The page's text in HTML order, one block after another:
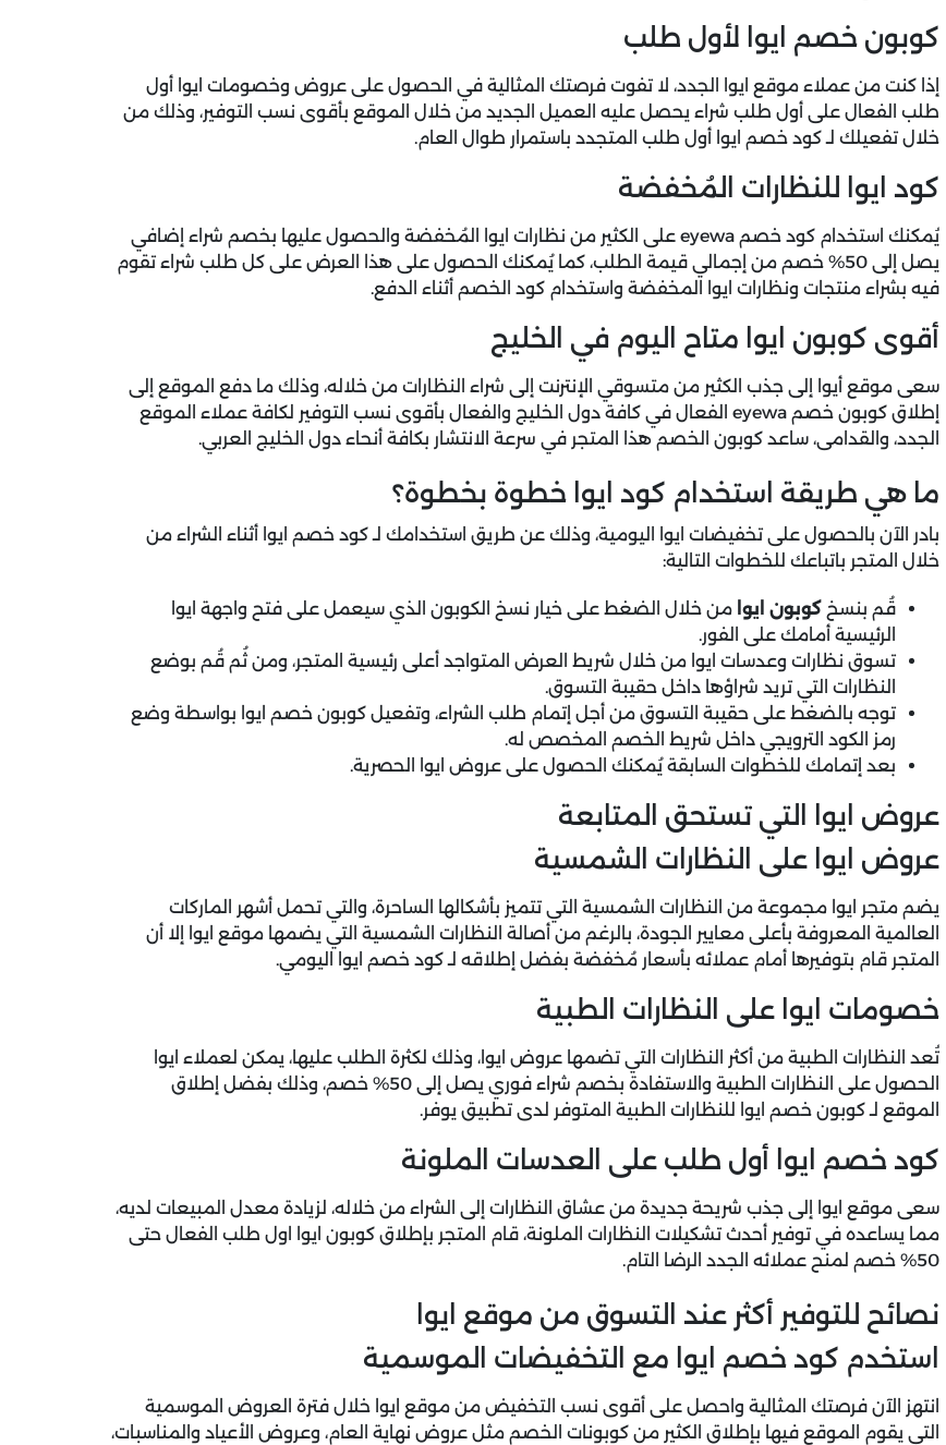
كوبون خصم ايوا لأول طلب
إذا كنت من عملاء موقع ايوا الجدد، لا تفوت فرصتك المثالية في الحصول على عروض وخصومات ايوا أول
طلب الفعال على أول طلب شراء يحصل عليه العميل الجديد من خلال الموقع بأقوى نسب التوفير، وذلك من
خلال تفعيلك لـ كود خصم ايوا أول طلب المتجدد باستمرار طوال العام.
كود ايوا للنظارات المُخفضة
يُمكنك استخدام كود خصم eyewa على الكثير من نظارات ايوا المُخفضة والحصول عليها بخصم شراء إضافي
يصل إلى 50% خصم من إجمالي قيمة الطلب، كما يُمكنك الحصول على هذا العرض على كل طلب شراء تقوم
فيه بشراء منتجات ونظارات ايوا المخفضة واستخدام كود الخصم أثناء الدفع.
أقوى كوبون ايوا متاح اليوم في الخليج
سعى موقع أيوا إلى جذب الكثير من متسوقي الإنترنت إلى شراء النظارات من خلاله، وذلك ما دفع الموقع إلى
إطلاق كوبون خصم eyewa الفعال في كافة دول الخليج والفعال بأقوى نسب التوفير لكافة عملاء الموقع
الجدد، والقدامى، ساعد كوبون الخصم هذا المتجر في سرعة الانتشار بكافة أنحاء دول الخليج العربي.
ما هي طريقة استخدام كود ايوا خطوة بخطوة؟
بادر الآن بالحصول على تخفيضات ايوا اليومية، وذلك عن طريق استخدامك لـ كود خصم ايوا أثناء الشراء من
خلال المتجر باتباعك للخطوات التالية:
قُم بنسخ كوبون ايوا من خلال الضغط على خيار نسخ الكوبون الذي سيعمل على فتح واجهة ايوا
الرئيسية أمامك على الفور.
تسوق نظارات وعدسات ايوا من خلال شريط العرض المتواجد أعلى رئيسية المتجر، ومن ثُم قُم بوضع
النظارات التي تريد شراؤها داخل حقيبة التسوق.
توجه بالضغط على حقيبة التسوق من أجل إتمام طلب الشراء، وتفعيل كوبون خصم ايوا بواسطة وضع
رمز الكود الترويجي داخل شريط الخصم المخصص له.
بعد إتمامك للخطوات السابقة يُمكنك الحصول على عروض ايوا الحصرية.
عروض ايوا التي تستحق المتابعة
عروض ايوا على النظارات الشمسية
يضم متجر ايوا مجموعة من النظارات الشمسية التي تتميز بأشكالها الساحرة، والتي تحمل أشهر الماركات
العالمية المعروفة بأعلى معايير الجودة، بالرغم من أصالة النظارات الشمسية التي يضمها موقع ايوا إلا أن
المتجر قام بتوفيرها أمام عملائه بأسعار مُخفضة بفضل إطلاقه لـ كود خصم ايوا اليومي.
خصومات ايوا على النظارات الطبية
تُعد النظارات الطبية من أكثر النظارات التي تضمها عروض ايوا، وذلك لكثرة الطلب عليها، يمكن لعملاء ايوا
الحصول على النظارات الطبية والاستفادة بخصم شراء فوري يصل إلى 50% خصم، وذلك بفضل إطلاق
الموقع لـ كوبون خصم ايوا للنظارات الطبية المتوفر لدى تطبيق يوفر.
كود خصم ايوا أول طلب على العدسات الملونة
سعى موقع ايوا إلى جذب شريحة جديدة من عشاق النظارات إلى الشراء من خلاله، لزيادة معدل المبيعات لديه،
مما يساعده في توفير أحدث تشكيلات النظارات الملونة، قام المتجر بإطلاق كوبون ايوا اول طلب الفعال حتى
50% خصم لمنح عملائه الجدد الرضا التام.
نصائح للتوفير أكثر عند التسوق من موقع ايوا
استخدم كود خصم ايوا مع التخفيضات الموسمية
انتهز الآن فرصتك المثالية واحصل على أقوى نسب التخفيض من موقع ايوا خلال فترة العروض الموسمية
التي يقوم الموقع فيها بإطلاق الكثير من كوبونات الخصم مثل عروض نهاية العام، وعروض الأعياد والمناسبات،